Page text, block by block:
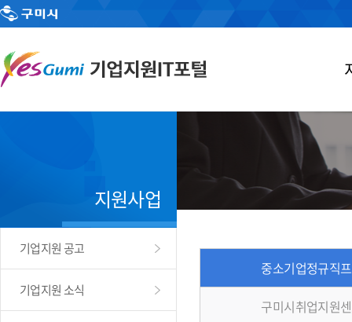
지원사업
기업지원 공고
기업지원 소식
중소기업정규직
구미시취업지원